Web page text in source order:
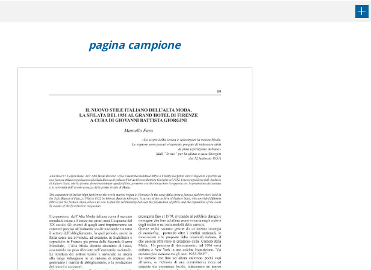
moderna e nuovissima in Italia per gli italiani all'estero
prima salvaguardia delle antichità e dei monumenti della Libia
il contributo di Corrado Ricci e di Salvatore Aurigemma
l'architettura risponde alla necessità di essere Coloniale, Italiana,
Nazionale Assicurazioni a Tripoli di Tullio Rossi
italiani in viaggio in Libia : alcune note su Ugo Ojetti critico
di Italo Balbo (1937-1939)
e il progetto del palazzo del governatore (1902-1904)
in Three Provincial Capitals : Gondar, Jimma and Harar in Aoi
pagina campione